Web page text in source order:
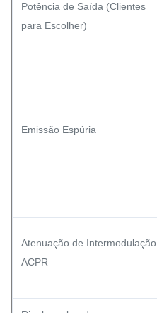
Potência de Saída (Clientes
para Escolher)
Emissão Espúria
Atenuação de Intermodulação
ACPR